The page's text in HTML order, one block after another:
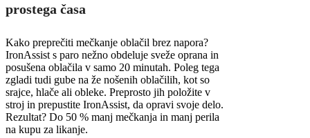
prostega časa
Kako preprečiti mečkanje oblačil brez napora?
IronAssist s paro nežno obdeluje sveže oprana in
posušena oblačila v samo 20 minutah. Poleg tega
zgladi tudi gube na že nošenih oblačilih, kot so
srajce, hlače ali obleke. Preprosto jih položite v
stroj in prepustite IronAssist, da opravi svoje delo.
Rezultat? Do 50 % manj mečkanja in manj perila
na kupu za likanje.